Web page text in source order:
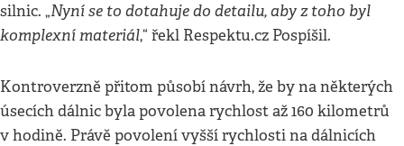
silnic. „Nyní se to dotahuje do detailu, aby z toho byl
komplexní materiál,“ řekl Respektu.cz Pospíšil.
Kontroverzně přitom působí návrh, že by na některých
úsecích dálnic byla povolena rychlost až 160 kilometrů
v hodině. Právě povolení vyšší rychlosti na dálnicích